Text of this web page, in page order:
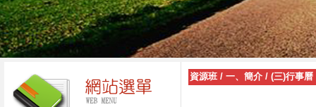
資源班 / 一、簡介 / (三)行事曆